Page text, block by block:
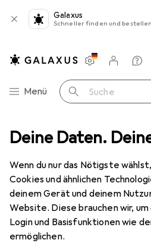
Deine Daten.
Wenn du nur das Nötigste
Cookies und ähnlichen
deinem Gerät und deinem
Website. Diese brauchen wir, um
Login und Basisfunktionen wie
ermöglichen.
Galaxus
Schneller finden und bestellen
Navigation nach Kategorien
Menü Suche
Einstellungen
Kundenkonto
Vergleichslisten
Merklisten
Warenkorb
Schleifwerkzeuge Raspel + Feile
2 Bilder
VallorbeStiftenfeile
EUR
31,90